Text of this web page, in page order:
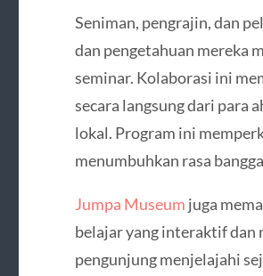
Seniman, pengrajin, dan
dan pengetahuan mereka
seminar. Kolaborasi ini
secara langsung dari para
lokal. Program ini
menumbuhkan rasa
Jumpa Museum juga
belajar yang interaktif dan
pengunjung menjelajahi